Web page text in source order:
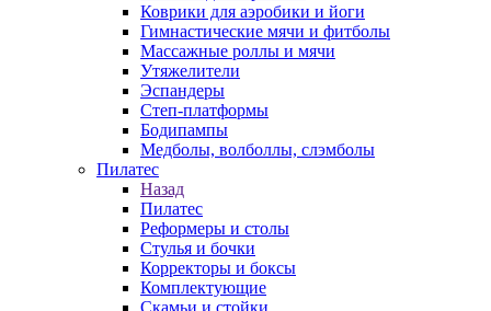
Коврики для аэробики и йоги
Гимнастические мячи и фитболы
Массажные роллы и мячи
Утяжелители
Эспандеры
Степ-платформы
Бодипампы
Медболы, волболлы, слэмболы
Пилатес
Назад
Пилатес
Реформеры и столы
Стулья и бочки
Корректоры и боксы
Комплектующие
Скамьи и стойки